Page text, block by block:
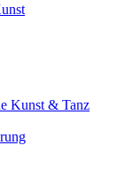
Kunst & Tanz